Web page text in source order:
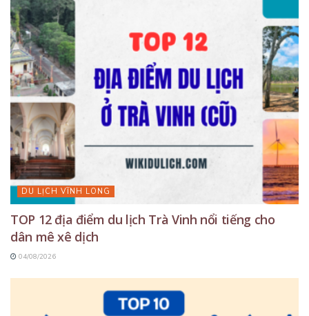
DU LỊCH VĨNH LONG
TOP 12 địa điểm du lịch Trà Vinh nổi tiếng cho
dân mê xê dịch
04/08/2026